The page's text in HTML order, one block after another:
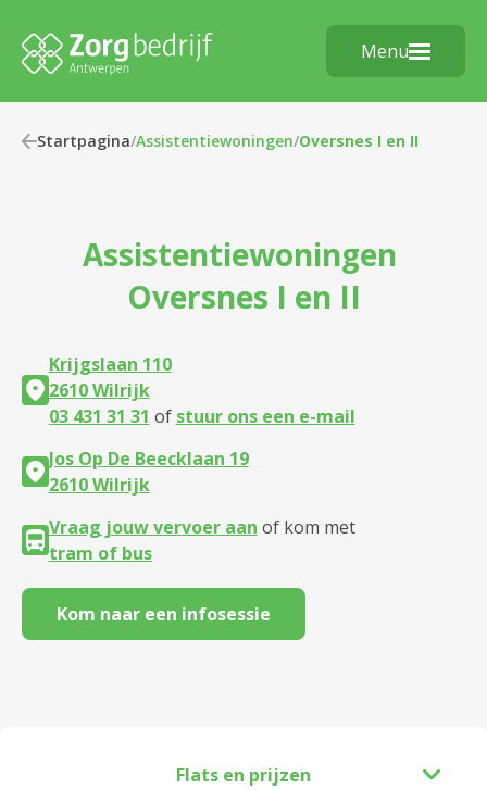
Menu
Startpagina/Assistentiewoningen/Oversnes I en II
Assistentiewoningen
Oversnes I en II
Krijgslaan 110
2610 Wilrijk
03 431 31 31 of stuur ons een e-mail
Jos Op De Beecklaan 19
2610 Wilrijk
Vraag jouw vervoer aan of kom met
tram of bus
Kom naar een infosessie
Flats en prijzen